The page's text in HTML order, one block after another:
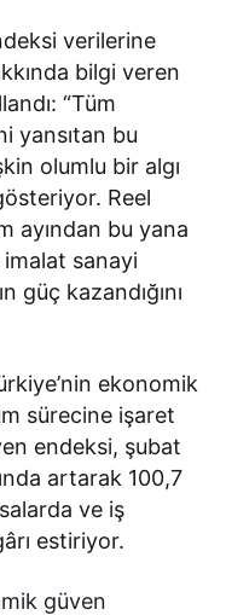
verilerine
bilgi veren
“Tüm
yansıtan bu
olumlu bir algı
Reel
ayından bu yana
imalat sanayi
güç kazandığını
ekonomik
sürecine işaret
endeksi, şubat
artarak 100,7
ve iş
estiriyor.
güven